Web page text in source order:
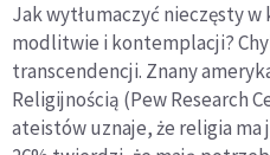
Jak wytłumaczyć nieczęsty
modlitwie i kontemplacji?
transcendencji. Znany
Religijnością (Pew Research
ateistów uznaje, że religia ma